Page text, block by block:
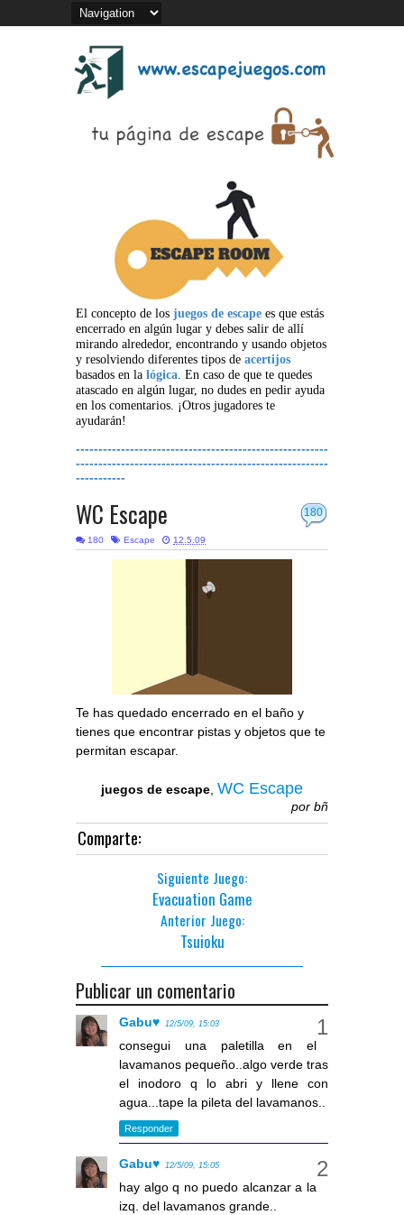
El concepto de los juegos de escape es que estás
encerrado en algún lugar y debes salir de allí
mirando alrededor, encontrando y usando objetos
y resolviendo diferentes tipos de acertijos
basados en la lógica. En caso de que te quedes
atascado en algún lugar, no dudes en pedir ayuda
en los comentarios. ¡Otros jugadores te
ayudarán!
--------------------------------------------------------
--------------------------------------------------------
-----------
180
WC Escape
180 Escape 12.5.09
Te has quedado encerrado en el baño y
tienes que encontrar pistas y objetos que te
permitan escapar.
juegos de escape, WC Escape
por bñ
Comparte:
Siguiente Juego:
Evacuation Game
Anterior Juego:
Tsuioku
Publicar un comentario
Gabu♥ 12/5/09, 15:03
consegui una paletilla en el
lavamanos pequeño..algo verde tras
el inodoro q lo abri y llene con
agua...tape la pileta del lavamanos..
Responder
Gabu♥ 12/5/09, 15:05
hay algo q no puedo alcanzar a la
izq. del lavamanos grande..